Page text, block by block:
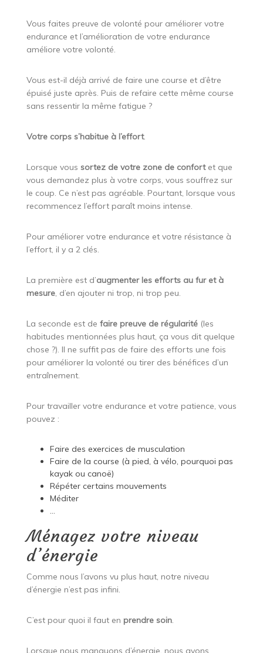
Vous faites preuve de volonté pour améliorer votre
endurance et l’amélioration de votre endurance
améliore votre volonté.
Vous est-il déjà arrivé de faire une course et d’être
épuisé juste après. Puis de refaire cette même course
sans ressentir la même fatigue ?
Votre corps s’habitue à l’effort.
Lorsque vous sortez de votre zone de confortet que
vous demandez plus à votre corps, vous souffrez sur
le coup. Ce n’est pas agréable. Pourtant, lorsque vous
recommencez l’effort paraît moins intense.
Pour améliorer votre endurance et votre résistance à
l’effort, il y a 2 clés.
La première est d’augmenter les efforts au fur et à
mesure, d’en ajouter ni trop, ni trop peu.
La seconde est de faire preuve de régularité(les
habitudes mentionnées plus haut, ça vous dit quelque
chose ?). Il ne suffit pas de faire des efforts une fois
pour améliorer la volonté ou tirer des bénéfices d’un
entraînement.
Pour travailler votre endurance et votre patience, vous
pouvez :
Faire des exercices de musculation
Faire de la course (à pied, à vélo, pourquoi pas
kayak ou canoë)
Répéter certains mouvements
Méditer
…
Ménagez votre niveau
d’énergie
Comme nous l’avons vu plus haut, notre niveau
d’énergie n’est pas infini.
C’est pour quoi il faut en prendre soin.
Lorsque nous manquons d’énergie, nous avons